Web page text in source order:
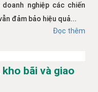
nghiệp các chiến
đảm bảo hiệu quả...
Đọc thêm
bãi và giao